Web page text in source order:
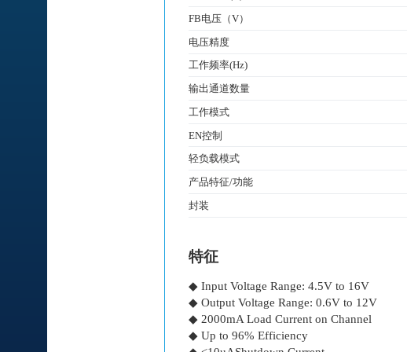
FB电压（V）
电压精度
工作频率(Hz)
输出通道数量
工作模式
EN控制
轻负载模式
产品特征/功能
封装
特征
◆ Input Voltage Range: 4.5V to 16V
◆ Output Voltage Range: 0.6V to 12V
◆ 2000mA Load Current on Channel
◆ Up to 96% Efficiency